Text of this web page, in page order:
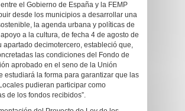
el Gobierno de España y la FEMP
desde los municipios a desarrollar una
la agenda urbana y políticas de
a la cultura, de fecha 4 de agosto de
apartado decimotercero, estableció que,
las condiciones del Fondo de
aprobado en el seno de la Unión
estudiará la forma para garantizar que las
pudieran participar como
de los fondos recibidos”.